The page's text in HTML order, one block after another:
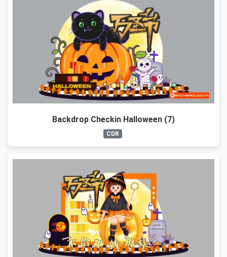
Backdrop Checkin Halloween (7)
CDR